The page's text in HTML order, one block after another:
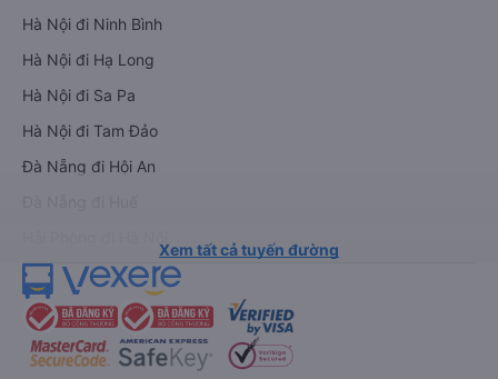
Hà Nội đi Ninh Bình
Hà Nội đi Hạ Long
Hà Nội đi Sa Pa
Hà Nội đi Tam Đảo
Đà Nẵng đi Hội An
Xem tất cả tuyến đường